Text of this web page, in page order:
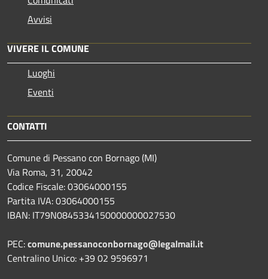
Avvisi
VIVERE IL COMUNE
Luoghi
Eventi
CONTATTI
Comune di Pessano con Bornago (MI)
Via Roma, 31, 20042
Codice Fiscale: 03064000155
Partita IVA: 03064000155
IBAN: IT79N0845334150000000027530
PEC:comune.pessanoconbornago@legalmail.it
Centralino Unico: +39 02 9596971